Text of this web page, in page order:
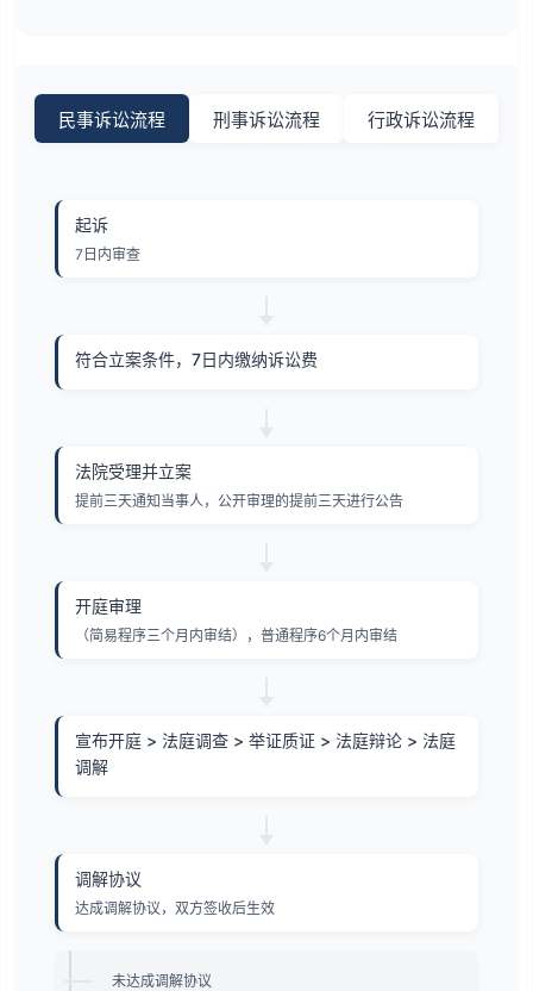
民事诉讼流程 刑事诉讼流程 行政诉讼流程
起诉
7日内审查
符合立案条件，7日内缴纳诉讼费
法院受理并立案
提前三天通知当事人，公开审理的提前三天进行公告
开庭审理
（简易程序三个月内审结），普通程序6个月内审结
宣布开庭 > 法庭调查 > 举证质证 > 法庭辩论 > 法庭
调解
调解协议
达成调解协议，双方签收后生效
未达成调解协议